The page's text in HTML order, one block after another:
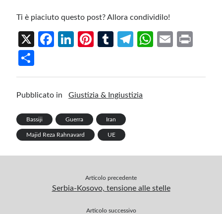
Ti è piaciuto questo post? Allora condividilo!
X
Fa
o
k
Li
n
Pi
t
T
r
Te
m
W
E
h
ar
Pubblicato in Giustizia & Ingiustizia
Bassiji Guerra Iran
Majid Reza Rahnavard UE
Articolo precedente
Serbia-Kosovo, tensione alle stelle
Articolo successivo